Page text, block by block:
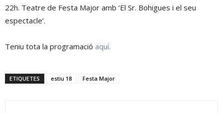
22h. Teatre de Festa Major amb ‘El Sr. Bohigues i el seu
espectacle’.
Teniu tota la programació aquí.
ETIQUETES estiu 18 Festa Major